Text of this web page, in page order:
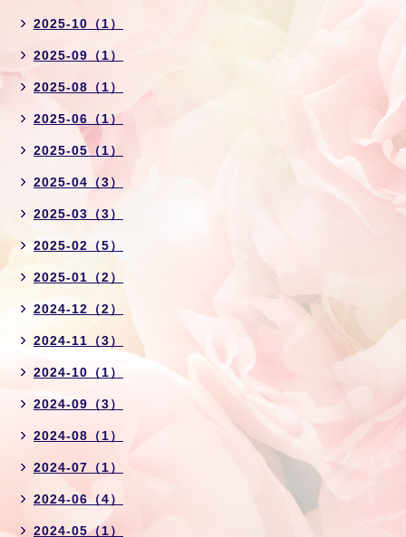
2025-10（1）
2025-09（1）
2025-08（1）
2025-06（1）
2025-05（1）
2025-04（3）
2025-03（3）
2025-02（5）
2025-01（2）
2024-12（2）
2024-11（3）
2024-10（1）
2024-09（3）
2024-08（1）
2024-07（1）
2024-06（4）
2024-05（1）